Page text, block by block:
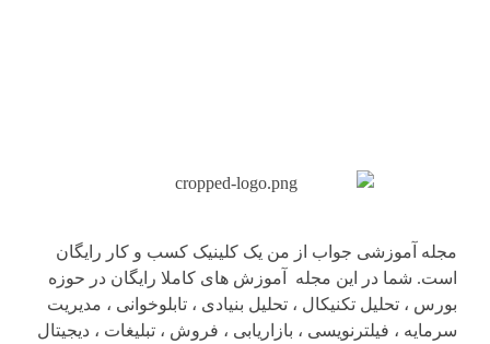
مجله آموزشی جواب از من یک کلینیک کسب و کار رایگان
است. شما در این مجله آموزش های کاملا رایگان در حوزه
بورس ، تحلیل تکنیکال ، تحلیل بنیادی ، تابلوخوانی ، مدیریت
سرمایه ، فیلترنویسی ، بازاریابی ، فروش ، تبلیغات ، دیجیتال